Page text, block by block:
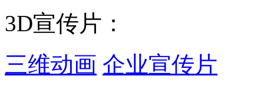
3D宣传片：
三维动画 企业宣传片